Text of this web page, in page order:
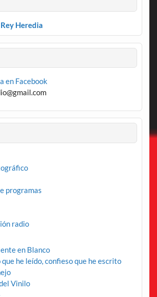
Heredia
en Facebook
programas
radio
en Blanco
he leído, confieso que he escrito
Vinilo